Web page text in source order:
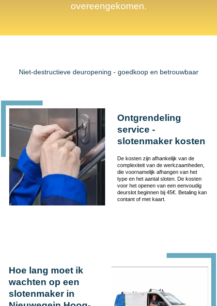
overeengekomen.
Niet-destructieve deuropening - goedkoop en betrouwbaar
Ontgrendeling
service -
slotenmaker kosten
De kosten zijn afhankelijk van de
complexiteit van de werkzaamheden,
die voornamelijk afhangen van het
type en het aantal sloten. De kosten
voor het openen van een eenvoudig
deurslot beginnen bij 45€. Betaling kan
contant of met kaart.
Hoe lang moet ik
wachten op een
slotenmaker in